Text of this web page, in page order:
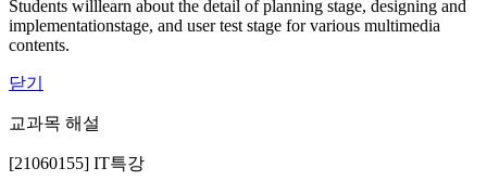
Students willlearn about the detail of planning stage, designing and
implementationstage, and user test stage for various multimedia
contents.
닫기
교과목 해설
[21060155] IT특강